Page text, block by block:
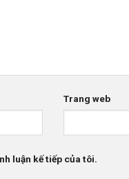
Trang web
luận kế tiếp của tôi.